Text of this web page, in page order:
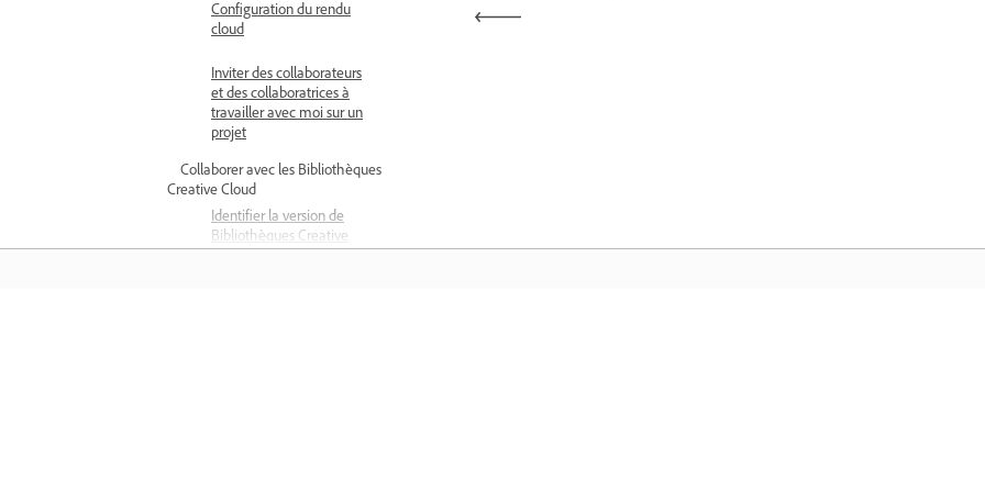
Configuration du rendu
cloud
Inviter des collaborateurs
et des collaboratrices à
travailler avec moi sur un
projet
Collaborer avec les Bibliothèques
Creative Cloud
Identifier la version de
Bibliothèques Creative
Cloud installée